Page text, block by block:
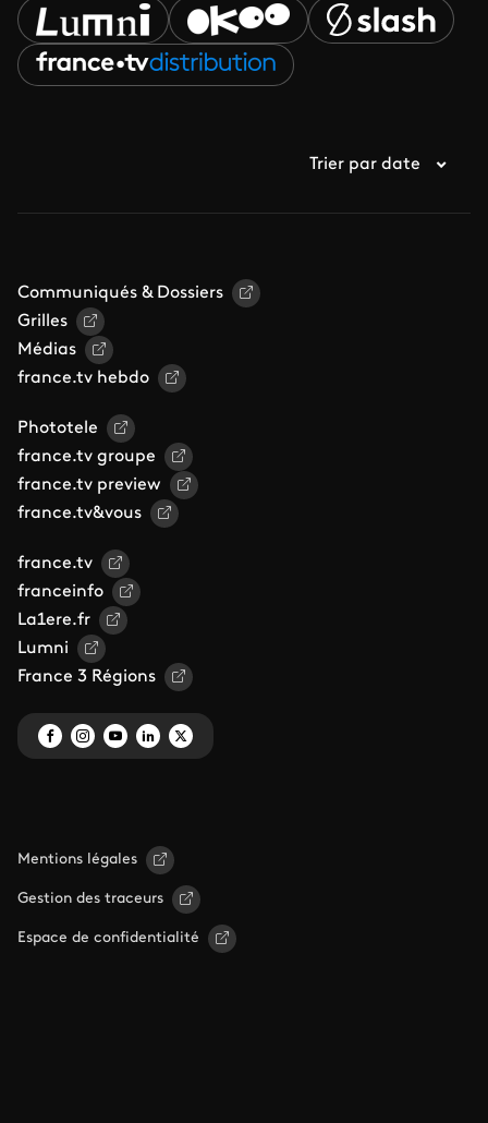
Trier par date
Communiqués & Dossiers
Grilles
Médias
france.tv hebdo
Phototele
france.tv groupe
france.tv preview
france.tv&vous
france.tv
franceinfo
La1ere.fr
Lumni
France 3 Régions
Mentions légales
Gestion des traceurs
Espace de confidentialité